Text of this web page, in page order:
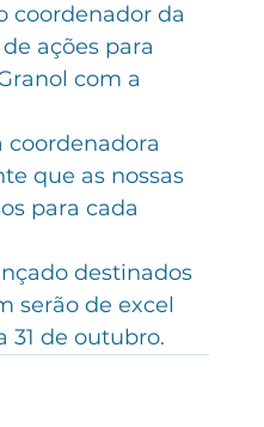
coordenador da
ações para
com a
coordenadora
que as nossas
para cada
destinados
serão de excel
31 de outubro.